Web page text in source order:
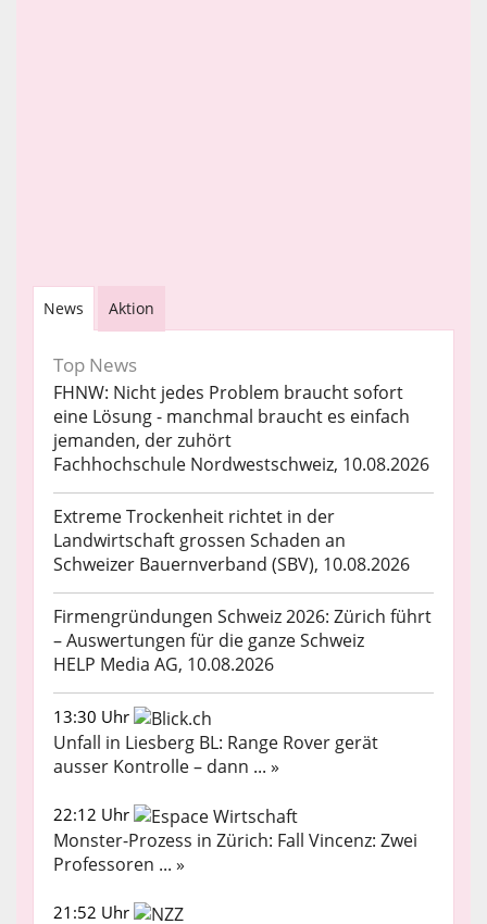
News Aktion
Top News
FHNW: Nicht jedes Problem braucht sofort
eine Lösung - manchmal braucht es einfach
jemanden, der zuhört
Fachhochschule Nordwestschweiz, 10.08.2026
Extreme Trockenheit richtet in der
Landwirtschaft grossen Schaden an
Schweizer Bauernverband (SBV), 10.08.2026
Firmengründungen Schweiz 2026: Zürich führt
– Auswertungen für die ganze Schweiz
HELP Media AG, 10.08.2026
13:30 Uhr
Unfall in Liesberg BL: Range Rover gerät
ausser Kontrolle – dann ... »
22:12 Uhr
Monster-Prozess in Zürich: Fall Vincenz: Zwei
Professoren ... »
21:52 Uhr